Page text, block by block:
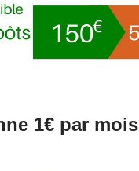
1€ par mois